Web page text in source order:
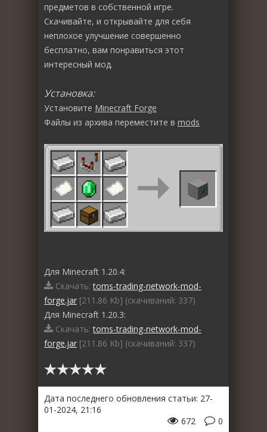
предметов в собственной игре.
Скачивайте, и открывайте для себя
неплохое улучшение совершенно
бесплатно, вам понравиться этот
интересный мод.
Установка:
Установите Minecraft Forge
Файлы из архива переместите в mods
Для Minecraft 1.20.4:
Скачать:toms-trading-network-mod-
forge.jar [211.86 Kb] (cкачиваний: 337)
Для Minecraft 1.20.3:
Скачать:toms-trading-network-mod-
forge.jar [211.86 Kb] (cкачиваний: 337)
Дата последнего обновления статьи: 27-
01-2024, 21:16
0
672